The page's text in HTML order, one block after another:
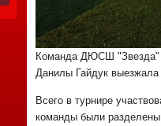
Команда ДЮСШ "Звезда"
Данилы Гайдук выезжала
Всего в турнире
команды были